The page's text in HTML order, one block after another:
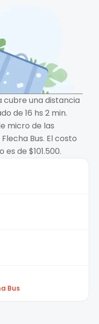
cubre una distancia
de 16 hs 2 min.
micro de las
Bus. El costo
de $101.500.
Bus